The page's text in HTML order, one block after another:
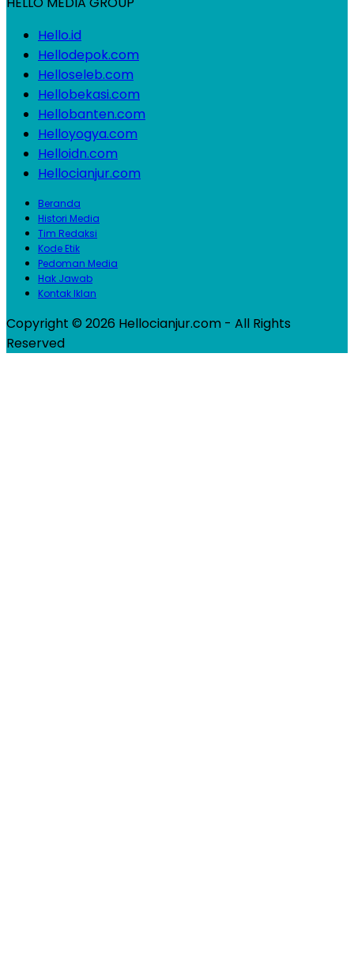
Hello.id
Hellodepok.com
Helloseleb.com
Hellobekasi.com
Hellobanten.com
Helloyogya.com
Helloidn.com
Hellocianjur.com
Beranda
Histori Media
Tim Redaksi
Kode Etik
Pedoman Media
Hak Jawab
Kontak Iklan
Copyright © 2026 Hellocianjur.com - All Rights
Reserved